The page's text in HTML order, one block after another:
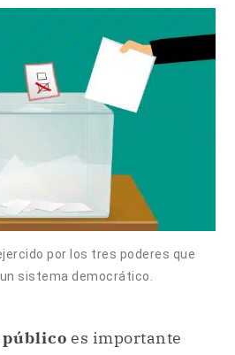
por los tres poderes que
sistema democrático.
es importante